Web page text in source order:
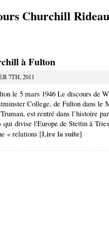
Churchill
à Fulton
7TH, 2011
le 5 mars 1946 Le discours de
College, de Fulton dans le
est rentré dans l’histoire
qui divise l'Europe de Stettin à
« relations [Lire la suite]